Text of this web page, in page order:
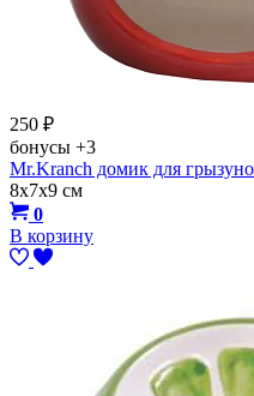
250 ₽
бонусы +3
Mr.Kranch домик для
8х7х9 см
0
В корзину